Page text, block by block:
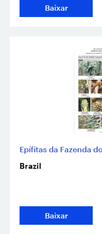
Baixar
Epífitas da Fazenda
Brazil
Baixar